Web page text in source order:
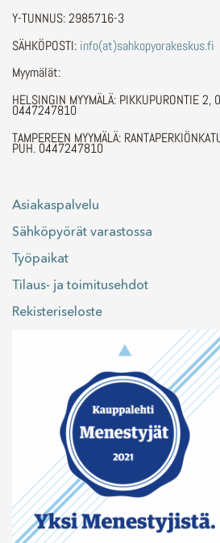
Y-TUNNUS: 2985716-3
SÄHKÖPOSTI: info(at)sahkopyorakeskus.fi
Myymälät:
HELSINGIN MYYMÄLÄ: PIKKUPURONTIE
0447247810
TAMPEREEN MYYMÄLÄ:
PUH. 0447247810
Asiakaspalvelu
Sähköpyörät varastossa
Työpaikat
Tilaus- ja toimitusehdot
Rekisteriseloste